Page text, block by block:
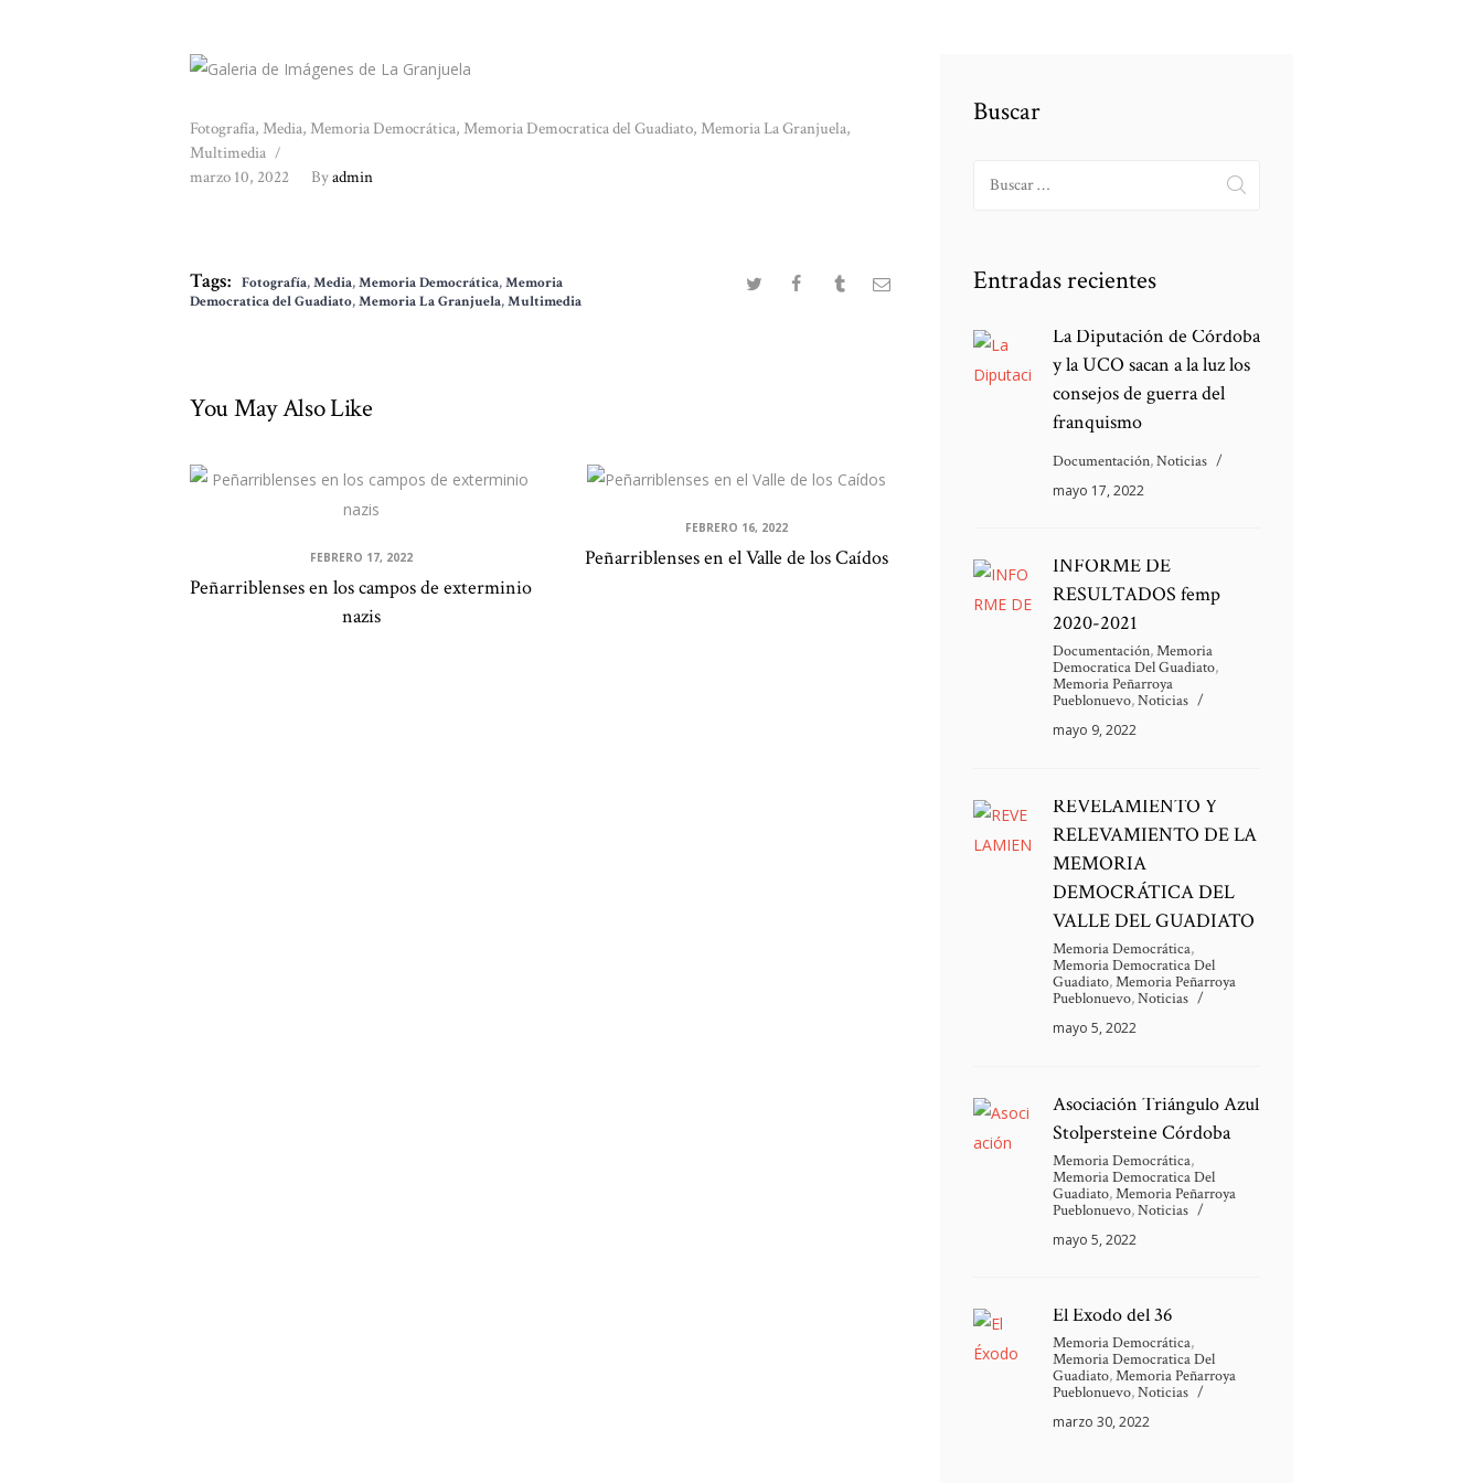
Fotografía, Media, Memoria Democrática, Memoria Democratica del Guadiato, Memoria La Granjuela,
Multimedia
marzo 10, 2022
Byadmin
Tags: Fotografía,Media,Memoria Democrática,Memoria
Democratica del Guadiato,Memoria La Granjuela,Multimedia
You May Also Like
FEBRERO 17, 2022
Peñarriblenses en los campos de exterminio
nazis
FEBRERO 16, 2022
Peñarriblenses en el Valle de los Caídos
Buscar
Buscar:
Entradas recientes
La Diputación de Córdoba
y la UCO sacan a la luz los
consejos de guerra del
franquismo
Documentación,Noticias
mayo 17, 2022
INFORME DE
RESULTADOS femp
2020-2021
Documentación,Memoria
Democratica Del Guadiato,
Memoria Peñarroya
Pueblonuevo,Noticias
mayo 9, 2022
REVELAMIENTO Y
RELEVAMIENTO DE LA
MEMORIA
DEMOCRÁTICA DEL
VALLE DEL GUADIATO
Memoria Democrática,
Memoria Democratica Del
Guadiato,Memoria Peñarroya
Pueblonuevo,Noticias
mayo 5, 2022
Asociación Triángulo Azul
Stolpersteine Córdoba
Memoria Democrática,
Memoria Democratica Del
Guadiato,Memoria Peñarroya
Pueblonuevo,Noticias
mayo 5, 2022
El Éxodo del 36
Memoria Democrática,
Memoria Democratica Del
Guadiato,Memoria Peñarroya
Pueblonuevo,Noticias
marzo 30, 2022